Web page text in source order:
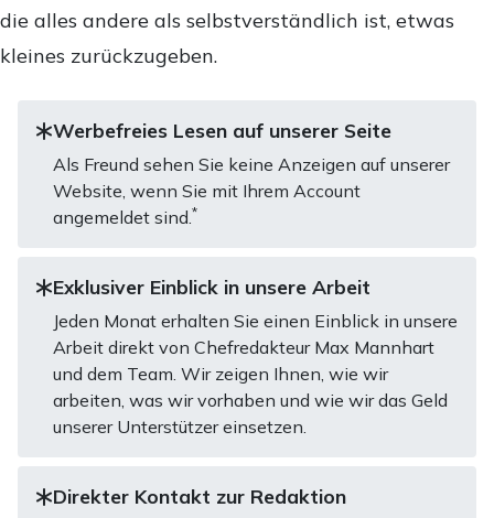
die alles andere als selbstverständlich ist, etwas
kleines zurückzugeben.
Werbefreies Lesen auf unserer Seite
Als Freund sehen Sie keine Anzeigen auf unserer
Website, wenn Sie mit Ihrem Account
angemeldet sind.*
Exklusiver Einblick in unsere Arbeit
Jeden Monat erhalten Sie einen Einblick in unsere
Arbeit direkt von Chefredakteur Max Mannhart
und dem Team. Wir zeigen Ihnen, wie wir
arbeiten, was wir vorhaben und wie wir das Geld
unserer Unterstützer einsetzen.
Direkter Kontakt zur Redaktion